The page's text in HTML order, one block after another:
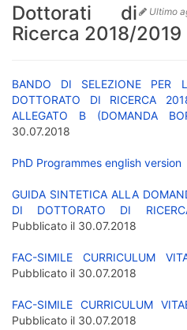
Ultimo
Dottorati di
Ricerca 2018/2019
BANDO DI SELEZIONE PER
DOTTORATO DI RICERCA
ALLEGATO B (DOMANDA
30.07.2018
PhD Programmes english version
GUIDA SINTETICA ALLA
DI DOTTORATO DI
Pubblicato il 30.07.2018
FAC-SIMILE CURRICULUM
Pubblicato il 30.07.2018
FAC-SIMILE CURRICULUM
Pubblicato il 30.07.2018